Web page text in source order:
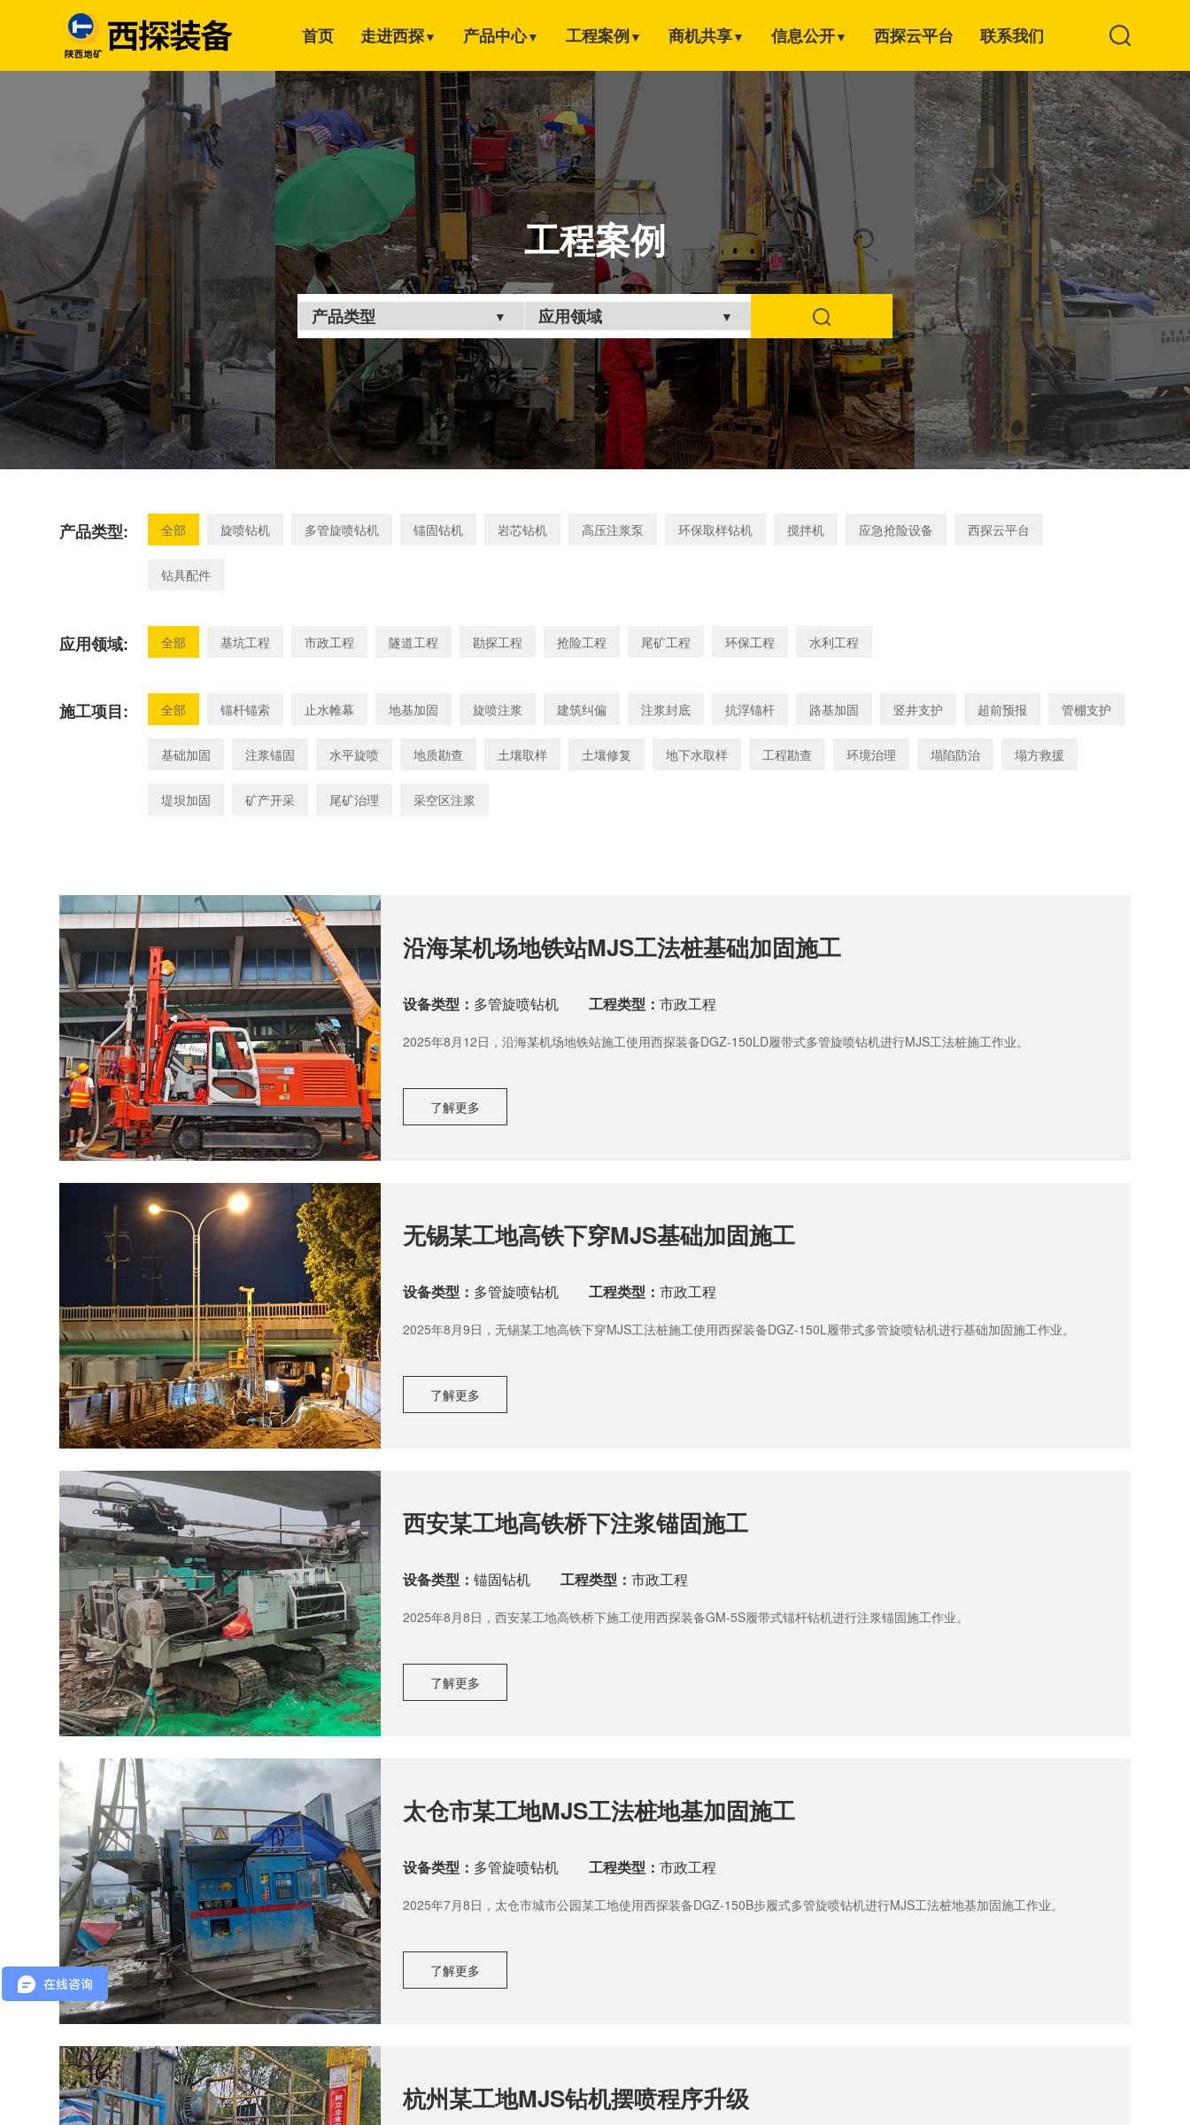
首页 走进西探▼ 产品中心▼ 工程案例▼ 商机共享▼ 信息公开▼ 西探云平台 联系我们
工程案例
产品类型: 全部 旋喷钻机 多管旋喷钻机 锚固钻机 岩芯钻机 高压注浆泵 环保取样钻机 搅拌机 应急抢险设备 西探云平台
钻具配件
应用领域: 全部 基坑工程 市政工程 隧道工程 勘探工程 抢险工程 尾矿工程 环保工程 水利工程
施工项目: 全部 锚杆锚索 止水帷幕 地基加固 旋喷注浆 建筑纠偏 注浆封底 抗浮锚杆 路基加固 竖井支护 超前预报 管棚支护
基础加固 注浆锚固 水平旋喷 地质勘查 土壤取样 土壤修复 地下水取样 工程勘查 环境治理 塌陷防治 塌方救援
堤坝加固 矿产开采 尾矿治理 采空区注浆
沿海某机场地铁站MJS工法桩基础加固施工
设备类型： 多管旋喷钻机 工程类型：市政工程
2025年8月12日，沿海某机场地铁站施工使用西探装备DGZ-150LD履带式多管旋喷钻机进行MJS工法桩施工作业。
了解更多
无锡某工地高铁下穿MJS基础加固施工
设备类型： 多管旋喷钻机 工程类型：市政工程
2025年8月9日，无锡某工地高铁下穿MJS工法桩施工使用西探装备DGZ-150L履带式多管旋喷钻机进行基础加固施工作业。
了解更多
西安某工地高铁桥下注浆锚固施工
设备类型：锚固钻机 工程类型：市政工程
2025年8月8日，西安某工地高铁桥下施工使用西探装备GM-5S履带式锚杆钻机进行注浆锚固施工作业。
了解更多
太仓市某工地MJS工法桩地基加固施工
设备类型： 多管旋喷钻机 工程类型：市政工程
2025年7月8日，太仓市城市公园某工地使用西探装备DGZ-150B步履式多管旋喷钻机进行MJS工法桩地基加固施工作业。
了解更多
杭州某工地MJS钻机摆喷程序升级